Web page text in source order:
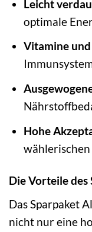
Leicht
optimale
Vitamine
Hohe
wählerischen
Die Vorteile
Das Sparpaket
nicht nur eine